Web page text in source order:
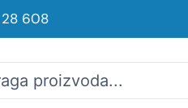
28 608